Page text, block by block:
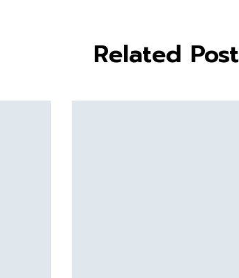
Related Post